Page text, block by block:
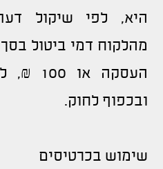
היא, לפי שיקול
העסקה
ובכפוף לחוק.
שימוש בכרטיסים